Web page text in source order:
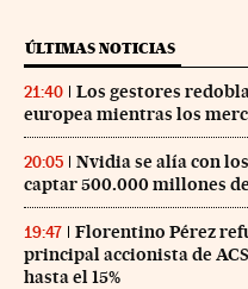
ÚLTIMAS NOTICIAS
21:40
Los gestores
europea mientras los
20:05
Nvidia se alía con
captar 500.000 millones
19:47
Florentino Pérez
principal accionista de
hasta el 15%